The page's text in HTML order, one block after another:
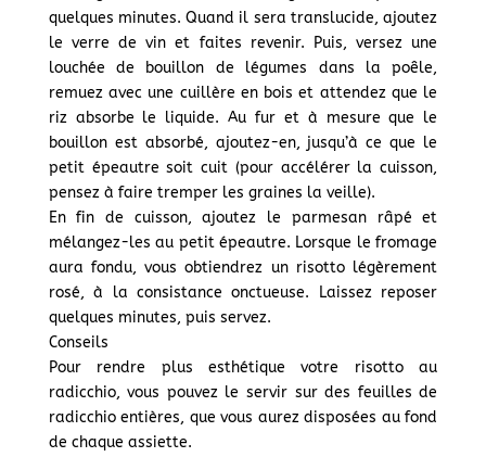
quelques minutes. Quand il sera translucide, ajoutez
le verre de vin et faites revenir. Puis, versez une
louchée de bouillon de légumes dans la poêle,
remuez avec une cuillère en bois et attendez que le
riz absorbe le liquide. Au fur et à mesure que le
bouillon est absorbé, ajoutez-en, jusqu’à ce que le
petit épeautre soit cuit (pour accélérer la cuisson,
pensez à faire tremper les graines la veille).
En fin de cuisson, ajoutez le parmesan râpé et
mélangez-les au petit épeautre. Lorsque le fromage
aura fondu, vous obtiendrez un risotto légèrement
rosé, à la consistance onctueuse. Laissez reposer
quelques minutes, puis servez.
Conseils
Pour rendre plus esthétique votre risotto au
radicchio, vous pouvez le servir sur des feuilles de
radicchio entières, que vous aurez disposées au fond
de chaque assiette.